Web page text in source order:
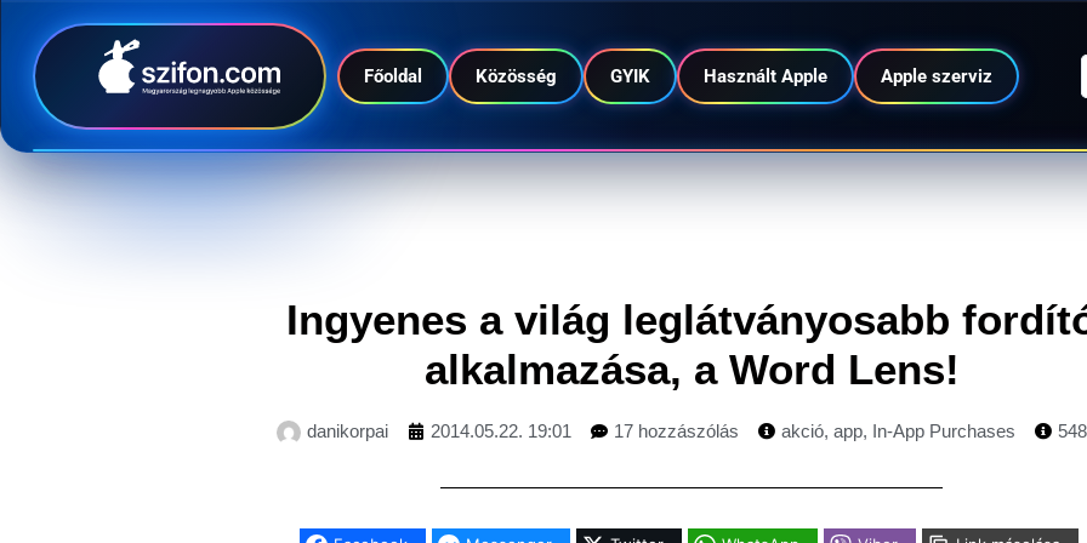
Főoldal Közösség GYIK Használt Apple Apple szerviz
Ingyenes a világ leglátványosabb
alkalmazása, a Word Lens!
danikorpai 2014.05.22. 19:01 17 hozzászólás akció, app, In-App Purchases